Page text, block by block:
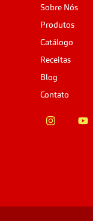
Sobre Nós
Produtos
Catálogo
Receitas
Blog
Contato